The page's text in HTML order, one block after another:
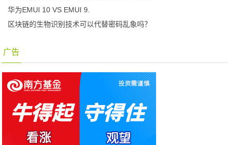
华为EMUI 10 VS EMUI 9.
区块链的生物识别技术可以代替密码乱象吗？
广告